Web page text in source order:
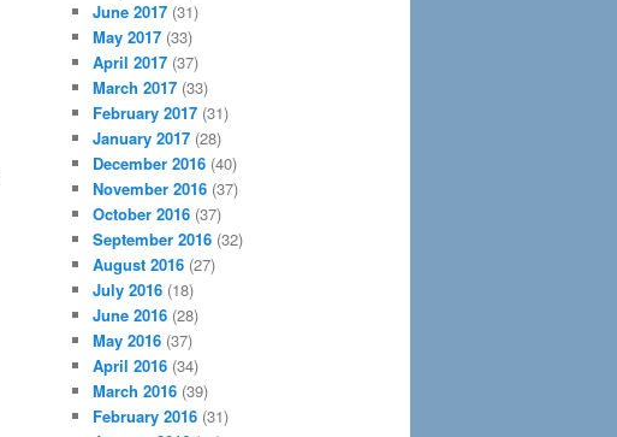
June 2017 (31)
May 2017 (33)
April 2017 (37)
March 2017 (33)
February 2017 (31)
January 2017 (28)
December 2016 (40)
November 2016 (37)
October 2016 (37)
September 2016 (32)
August 2016 (27)
July 2016 (18)
June 2016 (28)
May 2016 (37)
April 2016 (34)
March 2016 (39)
February 2016 (31)